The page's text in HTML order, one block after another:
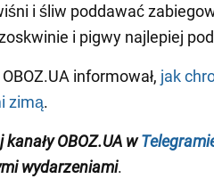
i śliw poddawać
i pigwy najlepiej
informował, jak
zimą.
kanały OBOZ.UA w
wydarzeniami.